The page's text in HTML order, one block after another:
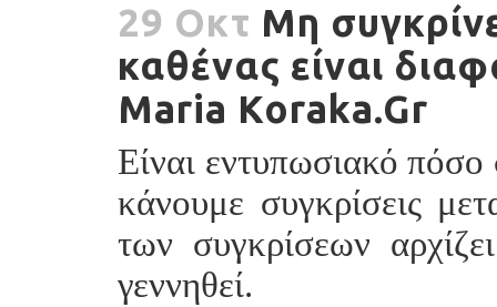
29 Οκτ Μη
καθένας είναι
Maria Koraka.Gr
Είναι εντυπωσιακό
κάνουμε συγκρίσεις
των συγκρίσεων
γεννηθεί.